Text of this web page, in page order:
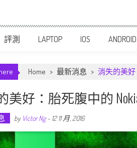
評測 LAPTOP IOS ANDROID
Home > 最新消息 > 消失的美好
美好：胎死腹中的
by Victor Ng- 12 11 月, 2016